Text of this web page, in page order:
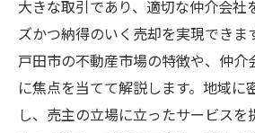
大きな取引であり、適切な仲介会社
ズかつ納得のいく売却を実現できま
戸田市の不動産市場の特徴や、仲介
に焦点を当てて解説します。地域に
し、売主の立場に立ったサービスを